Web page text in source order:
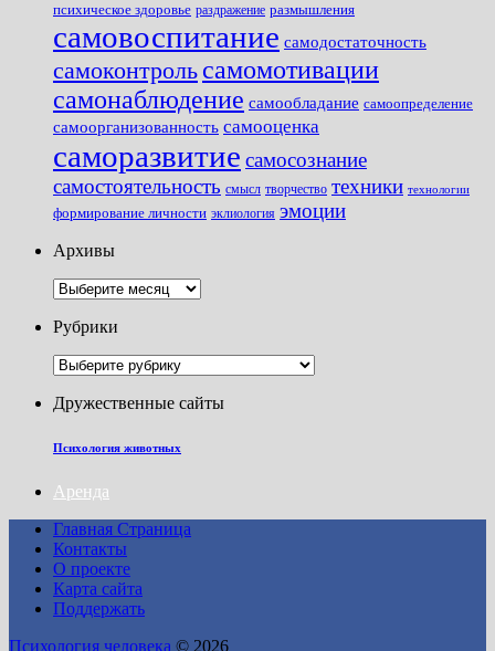
психическое здоровье раздражение размышления
самовоспитание самодостаточность
самоконтроль самомотивации
самонаблюдение самообладание самоопределение
самоорганизованность самооценка
саморазвитие самосознание
самостоятельность смысл творчество техники технологии
формирование личности эклиология эмоции
Архивы
Архивы
Рубрики
Рубрики
Дружественные сайты
Психология животных
Аренда
Главная Страница
Контакты
О проекте
Карта сайта
Поддержать
Психология человека © 2026